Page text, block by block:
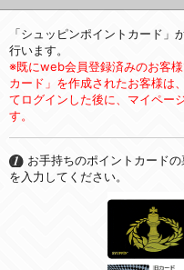
「シュッピンポイントカード
行います。
※既にweb会員登録済みのお客
カード」を作成されたお客様は
てログインした後に、マイペー
す。
お手持ちのポイントカード
を入力してください。